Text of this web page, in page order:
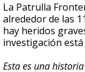
La Patrulla
alrededor de las
hay heridos
investigación
Esta es una